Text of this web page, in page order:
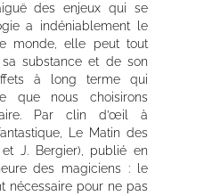
des enjeux qui se
a indéniablement le
monde, elle peut tout
substance et de son
à long terme qui
que nous choisirons
Par clin d’œil à
Le Matin des
J. Bergier), publié en
des magiciens : le
nécessaire pour ne pas